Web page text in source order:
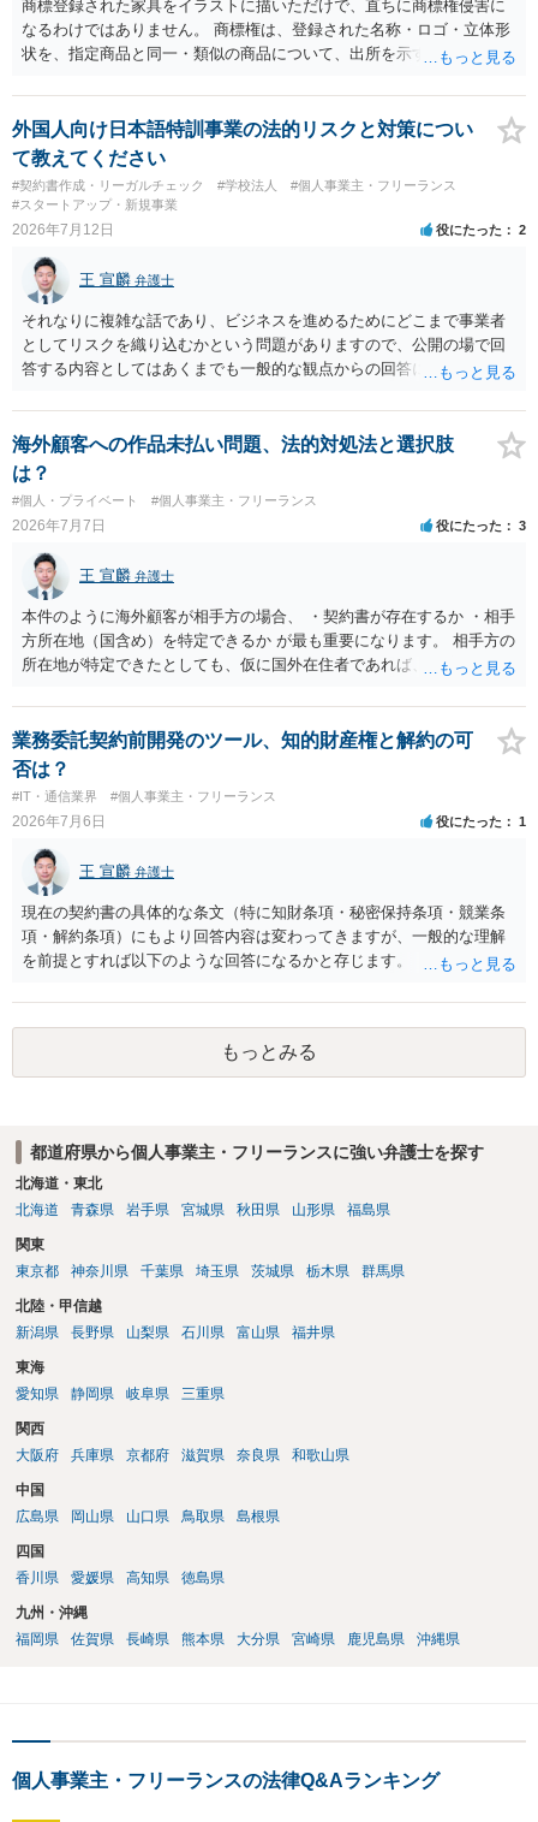
商標登録された家具をイラストに描いただけで、直ちに商標権侵害に
なるわけではありません。 商標権は、登録された名称・ロゴ・立体形
状を、指定商品と同一・類似の商品について、出所を示す表示として
て描くにとどまる場合は、通常、商標権侵害にはなりにくいと考えら
れます。 ただし、家具名や特徴的な形状を商品名・広告に大きく表示
し、公式商品やライセンス商品と誤認させる販売方法であれば、商標
権や不正競争防止法上の問題が生じ得ます。家具のデザインに著作権
が認められる場合は、著作権も別途問題となります。 無料のSNS投稿
やプレゼントでも、著作権侵害は成立し得ます。商標権については、
日本の商標権は原則として日本国内にのみ効力を持ちます。外国で販
売する場合は、販売国の商標・意匠等を確認する必要があります。 他
の作家の例は、許諾を得ている、権利が消滅している、侵害に当たら
ない、又は単に権利行使されていないなど、様々な可能性がありま
す。他人が販売していることだけでは、適法とは判断できません。
外国人向け日本語特訓事業の法的リスクと対策につい
て教えてください
#契約書作成・リーガルチェック #学校法人
#個人事業主・フリーランス
#スタートアップ・新規事業
2026年7月12日 役にたった 2
王 宣麟 弁護士
それなりに複雑な話であり、ビジネスを進めるためにどこまで事業者
としてリスクを織り込むかという問題がありますので、公開の場で回
答する内容としてはあくまでも一般的な観点からの回答になります
授業・言語コーチング」と明確に位置付け、サーフィンや農業体験、
工場見学等のアクティビティは、旅行商品ではなく授業に付随した無
償の交流・学習機会として整理すること。 ・宿泊・交通・レンタカー
等の契約主体および支払は常にクライアント本人と事業者の間で完結
させ、日本語講師は予約手続や支払の代理・媒介・取次・窓口を担わ
ないこと。 ・利用規約・免責条項では、①講師は旅行業者ではなく運
送・宿泊等のサービス提供者とは独立した立場であること、②参加者
の移動・アクティビティ参加は自己の判断と責任によること、③講師
の故意・重大な過失を除く範囲で事故等についての責任を限定するこ
とを明示すること。 この辺りは意識して書類等を作成された方がよろ
しいかと思います。 公開の場で個別具体的な内容に従って回答するの
にも限界がありますので、資料などを持参の上、弁護士の相談される
ことをお勧めします。
海外顧客への作品未払い問題、法的対処法と選択肢
は？
#個人・プライベート #個人事業主・フリーランス
2026年7月7日 役にたった 3
王 宣麟 弁護士
本件のように海外顧客が相手方の場合、 ・契約書が存在するか ・相手
方所在地（国含め）を特定できるか が最も重要になります。 相手方の
所在地が特定できたとしても、仮に国外在住者であれば、当該国の弁
なければなりませんが、海外弁護士は一般的に、日本の弁護士よりも
タイムチャージが高く、費用倒れになる可能性も高いです。 公開の場
で詳細なご相談を聞くには限界がありますので、詳細は別途お問合せ
いただいた方がよいかと存じます。
業務委託契約前開発のツール、知的財産権と解約の可
否は？
#IT・通信業界 #個人事業主・フリーランス
2026年7月6日 役にたった 1
王 宣麟 弁護士
現在の契約書の具体的な条文（特に知財条項・秘密保持条項・競業条
項・解約条項）にもより回答内容は変わってきますが、一般的な理解
を前提とすれば以下のような回答になるかと存じます。 ・ツールの作
ば、相談者様が独自に開発したツールであるため知的財産が相談者様
に帰属する ・相手方の同意が得られるのであれば、契約を合意解除す
ることも可能。ただし合意解除する場合の条項については、契約書上
の他の条項との兼ね合いで不利にならないよう調整が必要 ・契約を残
「●年間、競業避止義務が存続する」という建付けになっている場合
は、契約終了後であっても注意が必要 ということになるかと存じま
す。 ご不安であれば、契約書類等一式を持参して弁護士の相談される
もっとみる
都道府県から個人事業主・フリーランスに強い弁護士を探す
北海道・東北
北海道
青森県 岩手県 宮城県 秋田県 山形県 福島県
関東
東京都
神奈川県 千葉県 埼玉県 茨城県 栃木県 群馬県
北陸・甲信越
新潟県
長野県 山梨県 石川県 富山県 福井県
東海
愛知県
静岡県 岐阜県 三重県
関西
大阪府
兵庫県 京都府 滋賀県 奈良県 和歌山県
中国
広島県
岡山県 山口県 鳥取県 島根県
四国
香川県
愛媛県 高知県 徳島県
九州・沖縄
福岡県
佐賀県 長崎県 熊本県 大分県 宮崎県 鹿児島県 沖縄県
個人事業主・フリーランスの法律Q&Aランキング